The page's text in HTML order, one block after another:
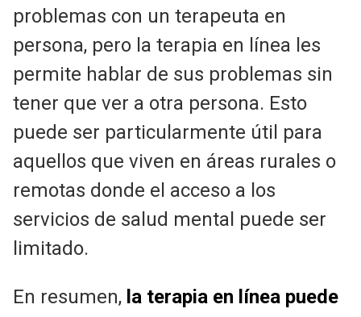
problemas con un terapeuta en
persona, pero la terapia en línea les
permite hablar de sus problemas sin
tener que ver a otra persona. Esto
puede ser particularmente útil para
aquellos que viven en áreas rurales o
remotas donde el acceso a los
servicios de salud mental puede ser
limitado.
En resumen, la terapia en línea puede